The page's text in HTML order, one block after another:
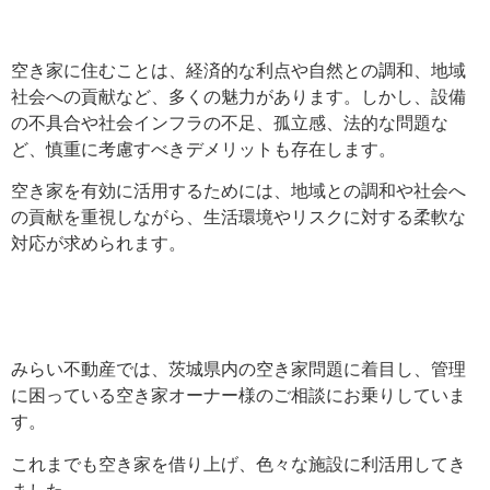
空き家に住むことは、経済的な利点や自然との調和、地域
社会への貢献など、多くの魅力があります。しかし、設備
の不具合や社会インフラの不足、孤立感、法的な問題な
ど、慎重に考慮すべきデメリットも存在します。
空き家を有効に活用するためには、地域との調和や社会へ
の貢献を重視しながら、生活環境やリスクに対する柔軟な
対応が求められます。
みらい不動産では、茨城県内の空き家問題に着目し、管理
に困っている空き家オーナー様のご相談にお乗りしていま
す。
これまでも空き家を借り上げ、色々な施設に利活用してき